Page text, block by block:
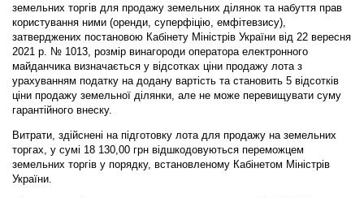
земельних торгів для продажу земельних ділянок та набуття прав
користування ними (оренди, суперфіцію, емфітевзису),
затверджених постановою Кабінету Міністрів України від 22 вересня
2021 р. № 1013, розмір винагороди оператора електронного
майданчика визначається у відсотках ціни продажу лота з
урахуванням податку на додану вартість та становить 5 відсотків
ціни продажу земельної ділянки, але не може перевищувати суму
гарантійного внеску.
Витрати, здійснені на підготовку лота для продажу на земельних
торгах, у сумі 18 130,00 грн відшкодовуються переможцем
земельних торгів у порядку, встановленому Кабінетом Міністрів
України.